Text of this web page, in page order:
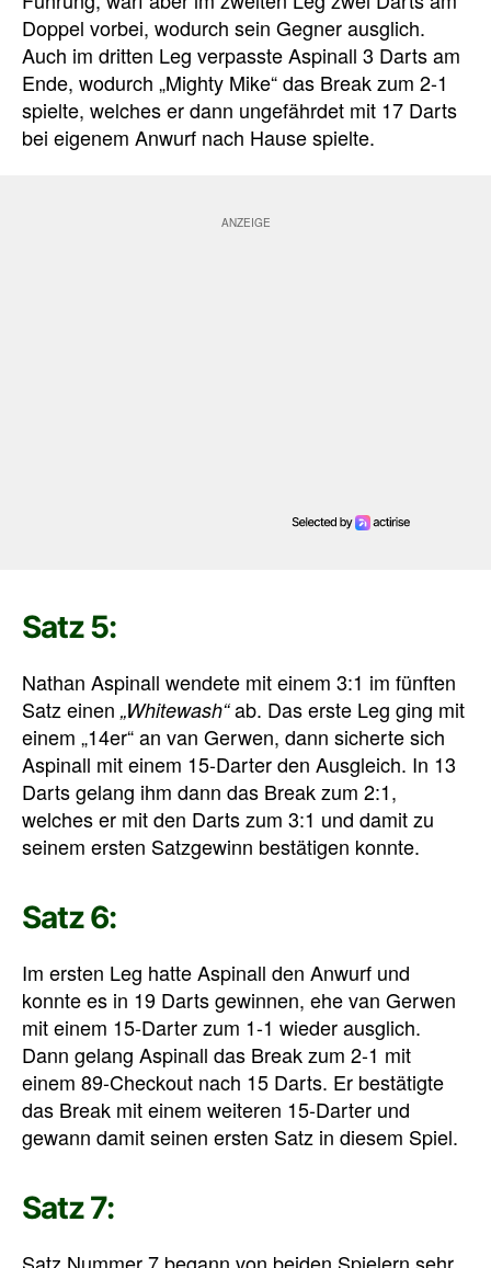
Doppel vorbei, wodurch sein Gegner ausglich.
Auch im dritten Leg verpasste Aspinall 3 Darts am
Ende, wodurch „Mighty Mike“ das Break zum 2-1
spielte, welches er dann ungefährdet mit 17 Darts
bei eigenem Anwurf nach Hause spielte.
Satz 5:
Nathan Aspinall wendete mit einem 3:1 im fünften
Satz einen „Whitewash“ab. Das erste Leg ging mit
einem „14er“ an van Gerwen, dann sicherte sich
Aspinall mit einem 15-Darter den Ausgleich. In 13
Darts gelang ihm dann das Break zum 2:1,
welches er mit den Darts zum 3:1 und damit zu
seinem ersten Satzgewinn bestätigen konnte.
Satz 6:
Im ersten Leg hatte Aspinall den Anwurf und
konnte es in 19 Darts gewinnen, ehe van Gerwen
mit einem 15-Darter zum 1-1 wieder ausglich.
Dann gelang Aspinall das Break zum 2-1 mit
einem 89-Checkout nach 15 Darts. Er bestätigte
das Break mit einem weiteren 15-Darter und
gewann damit seinen ersten Satz in diesem Spiel.
Satz 7: